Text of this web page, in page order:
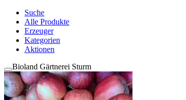
Suche
Alle Produkte
Erzeuger
Kategorien
Aktionen
Bioland Gärtnerei Sturm